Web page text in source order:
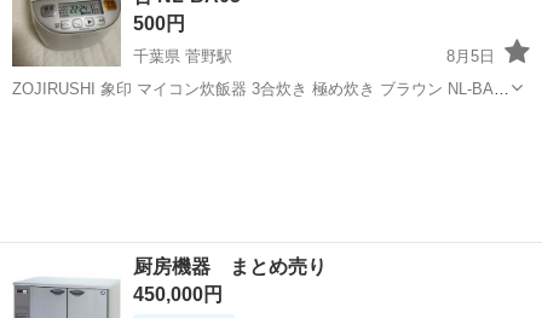
500円
千葉県 菅野駅
8月5日
ZOJIRUSHI 象印 マイコン炊飯器 3合炊き 極め炊き ブラウン NL-BA05
厨房機器 まとめ売り
450,000円